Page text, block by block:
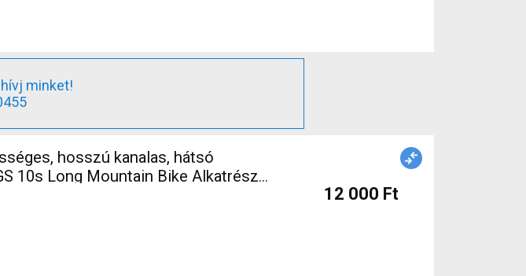
minket!
hosszú kanalas, hátsó
10s Long Mountain Bike Alkatrész,
12 000 Ft